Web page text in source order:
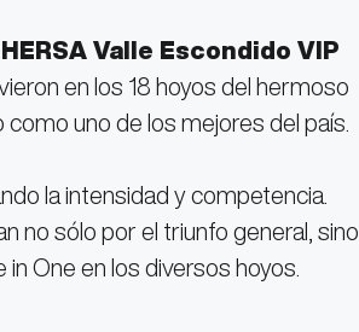
Valle Escondido VIP
en los 18 hoyos del hermoso
uno de los mejores del país.
la intensidad y competencia.
no sólo por el triunfo general, sino
One en los diversos hoyos.